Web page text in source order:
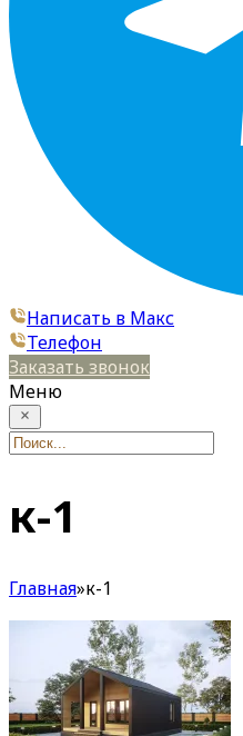
Написать в Макс
Телефон
Заказать звонок
Меню
к-1
Главная»к-1